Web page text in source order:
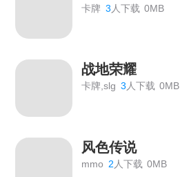
卡牌 3 人下载 0MB
战地荣耀
卡牌,slg 3人下载 0MB
风色传说
mmo 2 人下载 0MB